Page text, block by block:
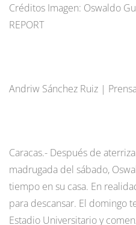
Créditos Imagen: Oswaldo
REPORT
Andriw Sánchez Ruiz |
Caracas.- Después de
madrugada del sábado,
tiempo en su casa. En
para descansar. El domingo
Estadio Universitario y